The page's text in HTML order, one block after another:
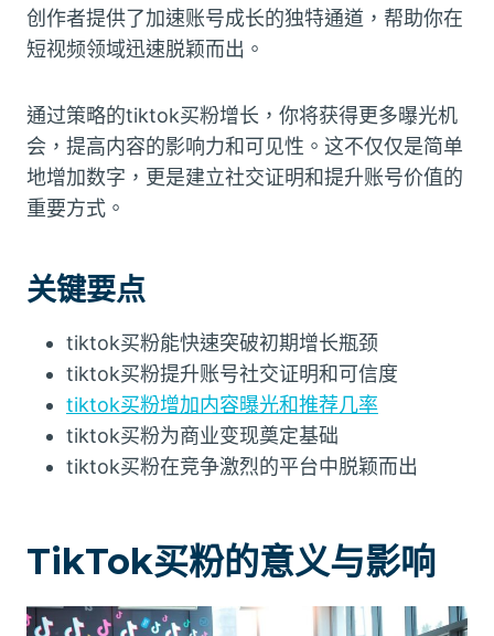
创作者提供了加速账号成长的独特通道，帮助你在
短视频领域迅速脱颖而出。
通过策略的tiktok买粉增长，你将获得更多曝光机
会，提高内容的影响力和可见性。这不仅仅是简单
地增加数字，更是建立社交证明和提升账号价值的
重要方式。
关键要点
tiktok买粉能快速突破初期增长瓶颈
tiktok买粉提升账号社交证明和可信度
tiktok买粉增加内容曝光和推荐几率
tiktok买粉为商业变现奠定基础
tiktok买粉在竞争激烈的平台中脱颖而出
TikTok买粉的意义与影响